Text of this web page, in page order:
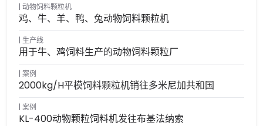
动物饲料颗粒机
鸡、牛、羊、鸭、兔动物饲料颗粒机
生产线
用于牛、鸡饲料生产的动物饲料颗粒厂
案例
2000kg/h平模饲料颗粒机销往多米尼加共和国
案例
KL-400动物颗粒饲料机发往布基法纳索